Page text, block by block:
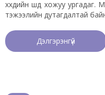
хүүхдийн шүд хожуу ургадаг.
тэжээлийн дутагдалтай
Дэлгэрэнгүй